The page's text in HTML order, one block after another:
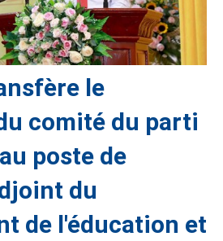
le
comité du parti
poste de
du
de l'éducation et